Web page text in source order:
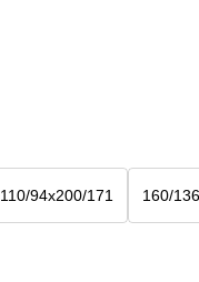
110/94х200/171 160/